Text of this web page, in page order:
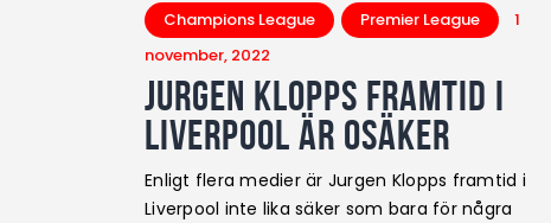
Champions League Premier League
1
november, 2022
Jurgen Klopps framtid i
Liverpool är osäker
Enligt flera medier är Jurgen Klopps framtid i
Liverpool inte lika säker som bara för några